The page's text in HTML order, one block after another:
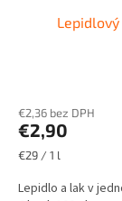
€2,36 bez DPH
€2,90
Jednotková
€29 / 1 l
Lepidlo a lak v